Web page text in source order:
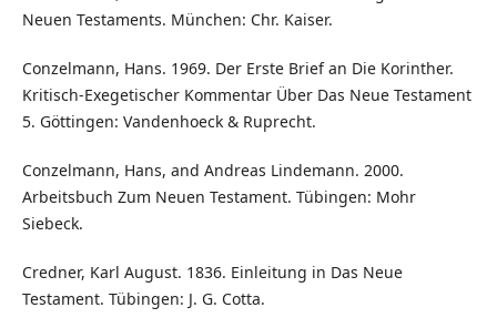
Neuen Testaments. München: Chr. Kaiser.
Conzelmann, Hans. 1969. Der Erste Brief an Die Korinther.
Kritisch-Exegetischer Kommentar Über Das Neue Testament
5. Göttingen: Vandenhoeck & Ruprecht.
Conzelmann, Hans, and Andreas Lindemann. 2000.
Arbeitsbuch Zum Neuen Testament. Tübingen: Mohr
Siebeck.
Credner, Karl August. 1836. Einleitung in Das Neue
Testament. Tübingen: J. G. Cotta.